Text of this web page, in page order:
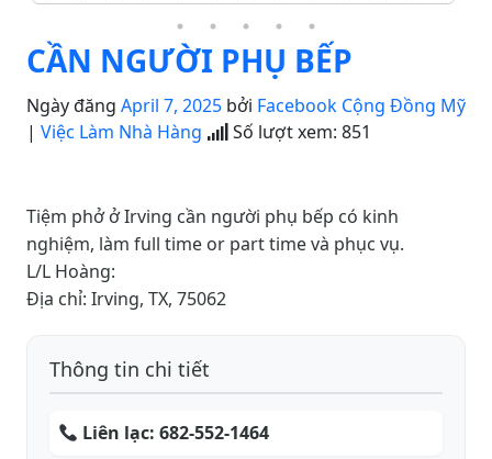
CẦN NGƯỜI PHỤ BẾP
Ngày đăng April 7, 2025 bởi Facebook Cộng Đồng Mỹ
| Việc Làm Nhà Hàng Số lượt xem: 851
Tiệm phở ở Irving cần người phụ bếp có kinh
nghiệm, làm full time or part time và phục vụ.
L/L Hoàng:
Địa chỉ: Irving, TX, 75062
Thông tin chi tiết
Liên lạc:682-552-1464